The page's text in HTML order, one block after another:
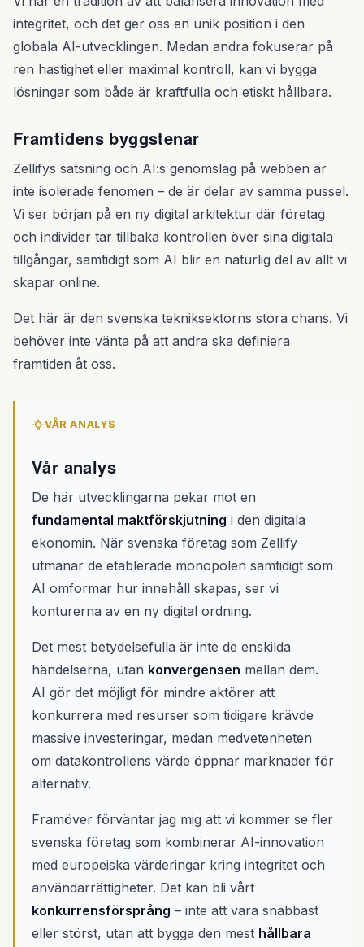
integritet, och det ger oss en unik position i den
globala AI-utvecklingen. Medan andra fokuserar på
ren hastighet eller maximal kontroll, kan vi bygga
lösningar som både är kraftfulla och etiskt hållbara.
Framtidens byggstenar
Zellifys satsning och AI:s genomslag på webben är
inte isolerade fenomen – de är delar av samma pussel.
Vi ser början på en ny digital arkitektur där företag
och individer tar tillbaka kontrollen över sina digitala
tillgångar, samtidigt som AI blir en naturlig del av allt vi
skapar online.
Det här är den svenska tekniksektorns stora chans. Vi
behöver inte vänta på att andra ska definiera
framtiden åt oss.
VÅR ANALYS
Vår analys
De här utvecklingarna pekar mot en
fundamental maktförskjutning i den digitala
ekonomin. När svenska företag som Zellify
utmanar de etablerade monopolen samtidigt som
AI omformar hur innehåll skapas, ser vi
konturerna av en ny digital ordning.
Det mest betydelsefulla är inte de enskilda
händelserna, utan konvergensen mellan dem.
AI gör det möjligt för mindre aktörer att
konkurrera med resurser som tidigare krävde
massive investeringar, medan medvetenheten
om datakontrollens värde öppnar marknader för
alternativ.
Framöver förväntar jag mig att vi kommer se fler
svenska företag som kombinerar AI-innovation
med europeiska värderingar kring integritet och
användarrättigheter. Det kan bli vårt
konkurrensförsprång – inte att vara snabbast
eller störst, utan att bygga den mest hållbara